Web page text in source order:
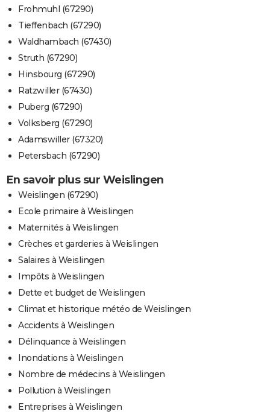
Frohmuhl (67290)
Tieffenbach (67290)
Waldhambach (67430)
Struth (67290)
Hinsbourg (67290)
Ratzwiller (67430)
Puberg (67290)
Volksberg (67290)
Adamswiller (67320)
Petersbach (67290)
En savoir plus sur Weislingen
Weislingen (67290)
Ecole primaire à Weislingen
Maternités à Weislingen
Crèches et garderies à Weislingen
Salaires à Weislingen
Impôts à Weislingen
Dette et budget de Weislingen
Climat et historique météo de Weislingen
Accidents à Weislingen
Délinquance à Weislingen
Inondations à Weislingen
Nombre de médecins à Weislingen
Pollution à Weislingen
Entreprises à Weislingen